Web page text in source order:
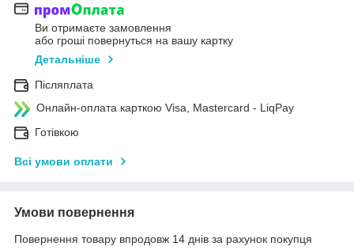
Ви отримаєте замовлення
або гроші повернуться на вашу картку
Детальніше
Післяплата
Онлайн-оплата карткою Visa, Mastercard - LiqPay
Готівкою
Всі умови оплати
Умови повернення
Повернення товару впродовж 14 днів за рахунок покупця